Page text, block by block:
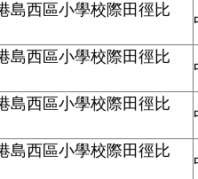
島西區小學校際田徑比
島西區小學校際田徑比
島西區小學校際田徑比
島西區小學校際田徑比